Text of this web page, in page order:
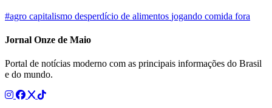
#agro capitalismo desperdício de alimentos jogando comida fora
Jornal Onze de Maio
Portal de notícias moderno com as principais informações do Brasil
e do mundo.